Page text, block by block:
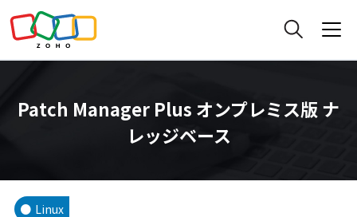
Patch Manager Plus オンプレミス版 ナ
レッジベース
Linux